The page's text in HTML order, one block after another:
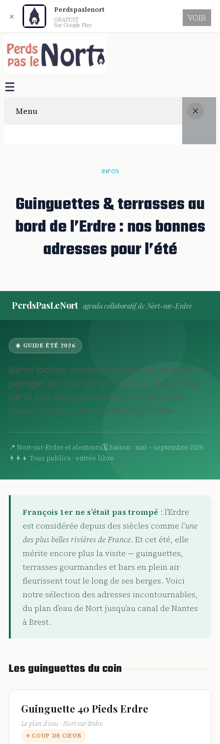
Menu
INFOS
Guinguettes & terrasses au
bord de l’Erdre : nos bonnes
adresses pour l’été
PerdsPasLeNort agenda collaboratif de Nort-sur-Erdre
☀️ GUIDE ÉTÉ 2026
Bières locales, concerts en plein air, planches à
partager et couchers de soleil sur l’eau… On a
fait le tour des spots où il fait vraiment bon
traîner cet été autour de Nort-sur-Erdre.
📍 Nort-sur-Erdre et alentours🗓 Saison : mai – septembre 2026
👨‍👩‍👧 Tous publics · entrée libre
François 1er ne s’était pas trompé : l’Erdre
est considérée depuis des siècles comme l’une
des plus belles rivières de France. Et cet été, elle
mérite encore plus la visite — guinguettes,
terrasses gourmandes et bars en plein air
fleurissent tout le long de ses berges. Voici
notre sélection des adresses incontournables,
du plan d’eau de Nort jusqu’au canal de Nantes
à Brest.
Les guinguettes du coin
Guinguette 40 Pieds Erdre
Le plan d’eau · Nort-sur-Erdre
⭐ COUP DE CŒUR
✕
Perdspaslenort
GRATUIT
Sur Google Play
VOIR